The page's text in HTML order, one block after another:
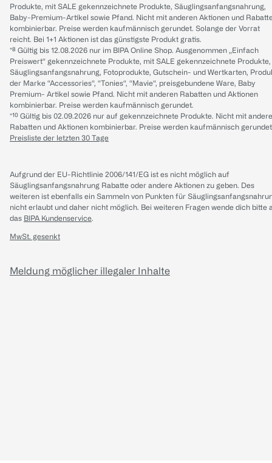
Produkte, mit SALE gekennzeichnete Produkte, Säuglingsanfangsnahrung,
Baby-Premium-Artikel sowie Pfand. Nicht mit anderen Aktionen und
kombinierbar. Preise werden kaufmännisch gerundet. Solange der Vorrat
reicht. Bei 1+1 Aktionen ist das günstigste Produkt gratis.
*⁸ Gültig bis 12.08.2026 nur im BIPA Online Shop. Ausgenommen „Einfach
Preiswert“ gekennzeichnete Produkte, mit SALE gekennzeichnete Produkte,
Säuglingsanfangsnahrung, Fotoprodukte, Gutschein- und Wertkarten,
der Marke “Accessories“, “Tonies“, “Mavie“, preisgebundene Ware, Baby
Premium- Artikel sowie Pfand. Nicht mit anderen Rabatten und Aktionen
kombinierbar. Preise werden kaufmännisch gerundet.
*¹⁰ Gültig bis 02.09.2026 nur auf gekennzeichnete Produkte. Nicht mit
Rabatten und Aktionen kombinierbar. Preise werden kaufmännisch
Preisliste der letzten 30 Tage
Aufgrund der EU-Richtlinie 2006/141/EG ist es nicht möglich auf
Säuglingsanfangsnahrung Rabatte oder andere Aktionen zu geben. Des
weiteren ist ebenfalls ein Sammeln von Punkten für
nicht erlaubt und daher nicht möglich. Bei weiteren Fragen wende dich bitte
das BIPA Kundenservice.
MwSt. gesenkt
Meldung möglicher illegaler Inhalte